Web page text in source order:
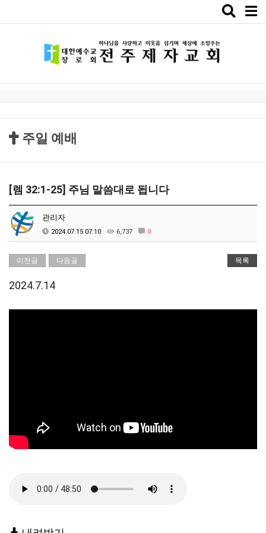
Toggle
주일 예배
[렘 32:1-25] 주님 말씀대로 됩니다
관리자
2024.07.15 07:10 6,737 0
이전글 다음글 목록
2024.7.14